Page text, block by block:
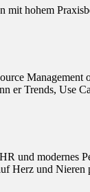
hohem
Trends, Use
modernes
und Nieren